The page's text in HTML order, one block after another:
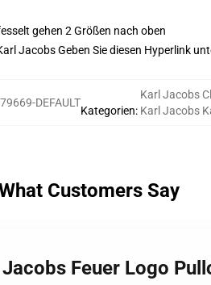
gehen 2 Größen nach oben
Jacobs Geben Sie diesen Hyperlink
DEFAULT
Kategorien:
Karl Jacobs
Karl Jacobs
Customers Say
Feuer Logo